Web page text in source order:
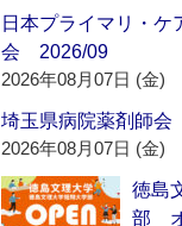
日本プライマリ・
会 2026/09
2026年08月07日 (金)
埼玉県病院薬剤師
2026年08月07日 (金)
徳島
部